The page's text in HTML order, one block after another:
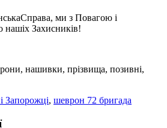
ми з Повагою і
нашіх Захисників!
нашивки, прізвища, позивні,
, шеврон 72 бригада